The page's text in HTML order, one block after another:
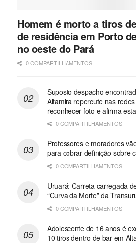
Homem é morto a tiros
de residência em Porto
no oeste do Pará
0 COMPARTILHAMENTOS
Suposto despacho
Altamira repercute nas
reconhecer foto e afirma
0 COMPARTILHAMENTOS
Professores e moradores
para cobrar definição sobre
0 COMPARTILHAMENTOS
Uruará: Carreta carregada
“Curva da Morte” da
0 COMPARTILHAMENTOS
Adolescente de 16 anos é
10 tiros dentro de bar em